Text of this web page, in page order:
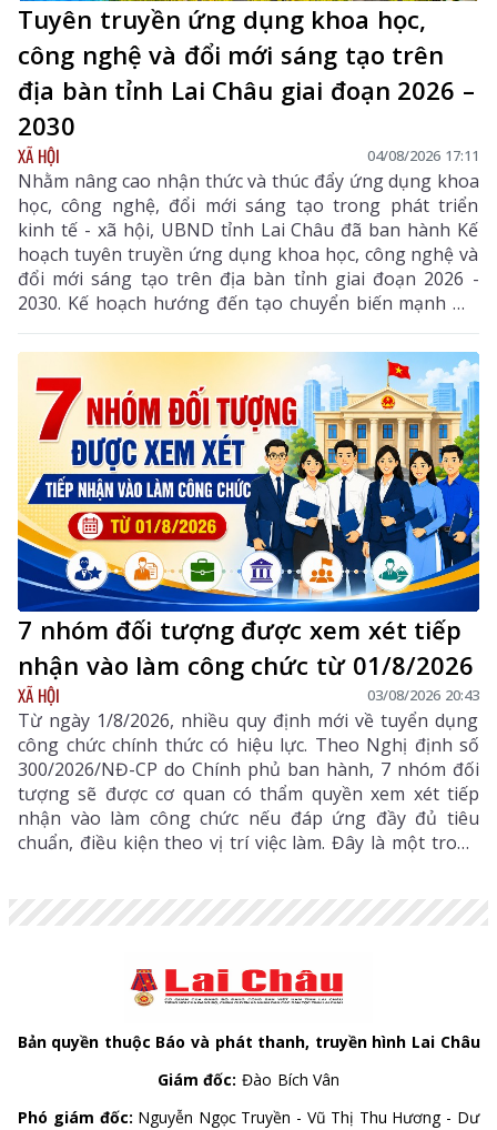
Tuyên truyền ứng dụng khoa học,
công nghệ và đổi mới sáng tạo trên
địa bàn tỉnh Lai Châu giai đoạn 2026 –
2030
XÃ HỘI 04/08/2026 17:11
Nhằm nâng cao nhận thức và thúc đẩy ứng dụng khoa
học, công nghệ, đổi mới sáng tạo trong phát triển
kinh tế - xã hội, UBND tỉnh Lai Châu đã ban hành Kế
hoạch tuyên truyền ứng dụng khoa học, công nghệ và
đổi mới sáng tạo trên địa bàn tỉnh giai đoạn 2026 -
2030. Kế hoạch hướng đến tạo chuyển biến mạnh mẽ
từ nhận thức đến hành động, phát huy vai trò của
khoa học, công nghệ, đổi mới sáng tạo và chuyển đổi
số, góp phần thực hiện hiệu quả các mục tiêu phát
triển của tỉnh trong giai đoạn mới.
7 nhóm đối tượng được xem xét tiếp
nhận vào làm công chức từ 01/8/2026
XÃ HỘI 03/08/2026 20:43
Từ ngày 1/8/2026, nhiều quy định mới về tuyển dụng
công chức chính thức có hiệu lực. Theo Nghị định số
300/2026/NĐ-CP do Chính phủ ban hành, 7 nhóm đối
tượng sẽ được cơ quan có thẩm quyền xem xét tiếp
nhận vào làm công chức nếu đáp ứng đầy đủ tiêu
chuẩn, điều kiện theo vị trí việc làm. Đây là một trong
Bản quyền thuộc Báo và phát thanh, truyền hình Lai Châu
Giám đốc: Đào Bích Vân
Phó giám đốc: Nguyễn Ngọc Truyền - Vũ Thị Thu Hương - Dư